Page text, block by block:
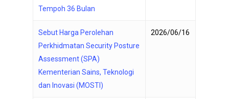
Tempoh 36 Bulan
Sebut Harga Perolehan
Perkhidmatan Security Posture
Assessment (SPA)
Kementerian Sains, Teknologi
dan Inovasi (MOSTI)
2026/06/16